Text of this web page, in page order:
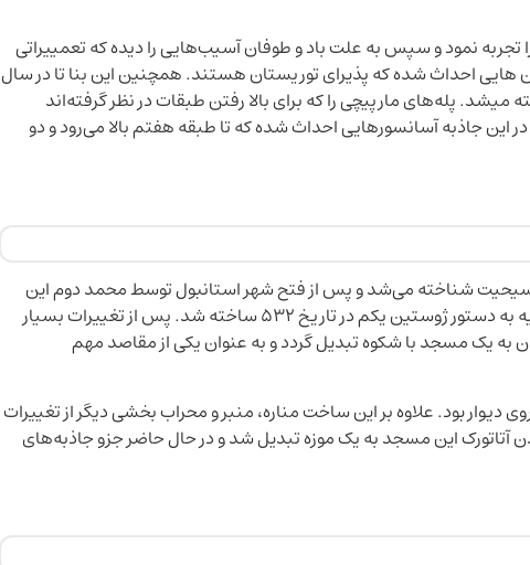
دوبار آتش سوزی را تجربه نمود و سپس به علت باد و طوفان آسیب‌هایی را دیده که تعمییراتی
هایی احداث شده که پذیرای توریستان هستند. همچنین این بنا تا در سال
میشد. پله‌های مارپیچی را که برای بالا رفتن طبقات در نظر گرفته‌اند
جاذبه آسانسورهایی احداث شده که تا طبقه هفتم بالا می‌رود و دو
شناخته می‌شد و پس از فتح شهر استانبول توسط محمد دوم این
کلیسا به یک مسجد تبدیل گشت. کلیسای ایاصوفیه به دستور ژوستین یکم در تاریخ ۵۳۲ ساخته شد. پس از تغییرات بسیار
به یک مسجد با شکوه تبدیل گردد و به عنوان یکی از مقاصد مهم
دیوار بود. علاوه بر این ساخت مناره، منبر و محراب بخشی دیگر از تغییرات
آتاتورک این مسجد به یک موزه تبدیل شد و در حال حاضر جزو جاذبه‌های